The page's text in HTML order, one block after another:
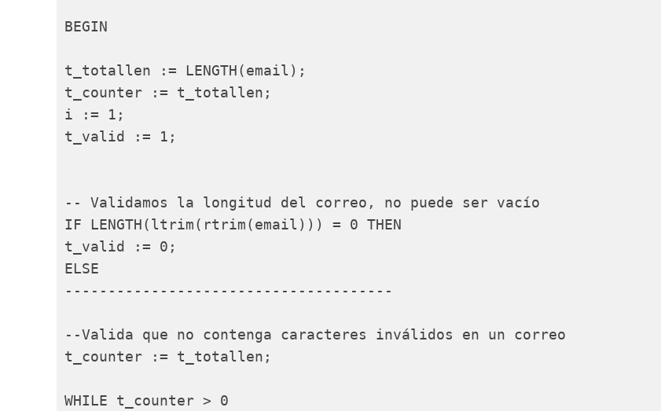
BEGIN
t_totallen := LENGTH(email);
t_counter := t_totallen;
i := 1;
t_valid := 1;
-- Validamos la longitud del correo, no puede ser vacío
IF LENGTH(ltrim(rtrim(email))) = 0 THEN
t_valid := 0;
ELSE
--------------------------------------
--Valida que no contenga caracteres inválidos en un correo
t_counter := t_totallen;
WHILE t_counter > 0